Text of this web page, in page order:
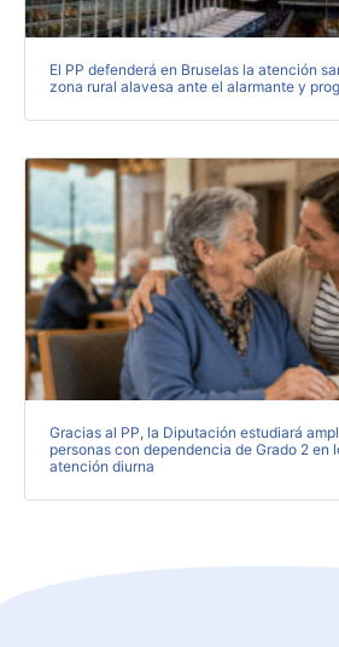
El PP defenderá en Bruselas la atención
zona rural alavesa ante el alarmante y
Gracias al PP, la Diputación estudiará
personas con dependencia de Grado 2 en
atención diurna